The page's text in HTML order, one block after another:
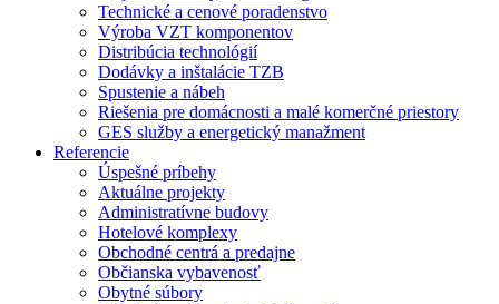
Technické a cenové poradenstvo
Výroba VZT komponentov
Distribúcia technológií
Dodávky a inštalácie TZB
Spustenie a nábeh
Riešenia pre domácnosti a malé komerčné priestory
GES služby a energetický manažment
Referencie
Úspešné príbehy
Aktuálne projekty
Administratívne budovy
Hotelové komplexy
Obchodné centrá a predajne
Občianska vybavenosť
Obytné súbory